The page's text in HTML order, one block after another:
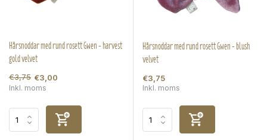
Hårsnoddar med rund rosett Gwen - harvest
gold velvet
€3,75 €3,00
Inkl. moms
Hårsnoddar med rund rosett Gwen - blush
velvet
€3,75
Inkl. moms